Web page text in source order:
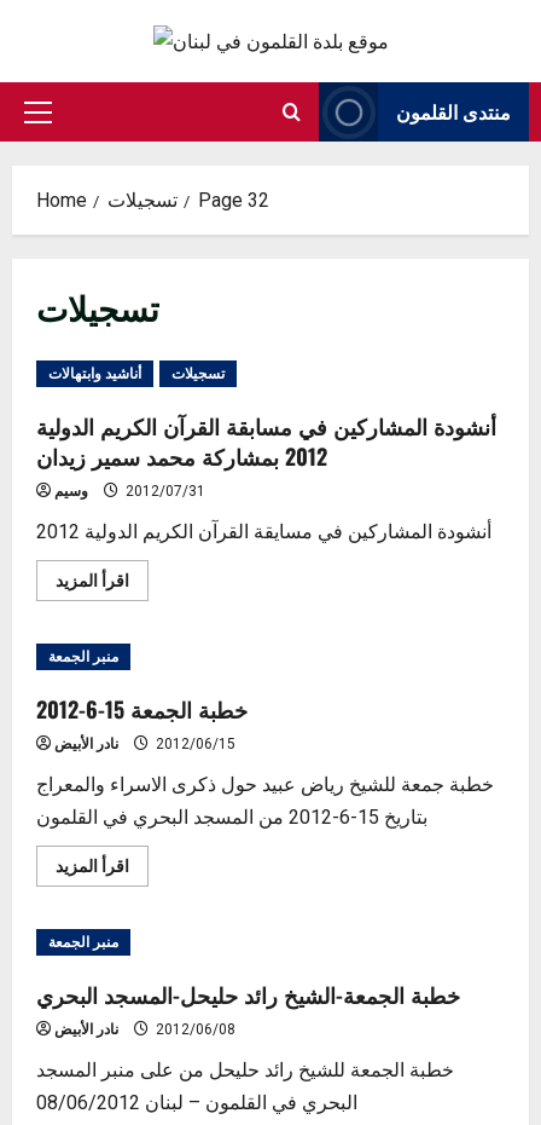
content
Primary
منتدى القلمون
Home تسجيلات Page 32
تسجيلات
أناشيد وابتهالات تسجيلات
أنشودة المشاركين في مسابقة القرآن الكريم الدولية
2012 بمشاركة محمد سمير زيدان
وسيم 2012/07/31
أنشودة المشاركين في مسايقة القرآن الكريم الدولية 2012
اقرأ المزيدRead
more
المشاركين
الكريم
الدولية
2012
محمد
سمير
زيدان
منبر الجمعة
خطبة الجمعة 15-6-2012
نادر الأبيض 2012/06/15
خطبة جمعة للشيخ رياض عبيد حول ذكرى الاسراء والمعراج
بتاريخ 15-6-2012 من المسجد البحري في القلمون
اقرأ المزيدRead
more
الجمعة
2012
منبر الجمعة
خطبة الجمعة-الشيخ رائد حليحل-المسجد البحري
نادر الأبيض 2012/06/08
خطبة الجمعة للشيخ رائد حليحل من على منبر المسجد
البحري في القلمون – لبنان 08/06/2012